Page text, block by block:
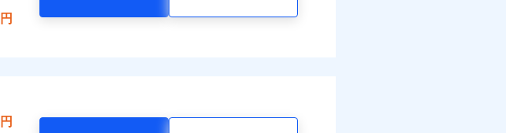
円
円